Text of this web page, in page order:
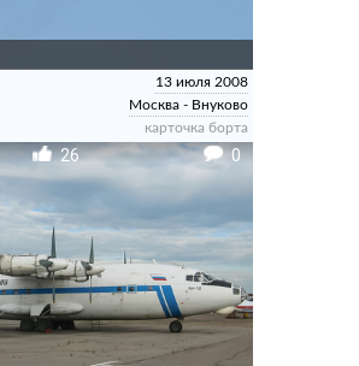
13 июля 2008
Москва - Внуково
карточка борта
26 0